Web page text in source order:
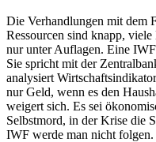
Die Verhandlungen mit dem
Ressourcen sind knapp,
nur unter Auflagen. Eine
Sie spricht mit der
analysiert
nur Geld, wenn es den
weigert sich. Es sei
Selbstmord, in der Krise die
IWF werde man nicht folgen.